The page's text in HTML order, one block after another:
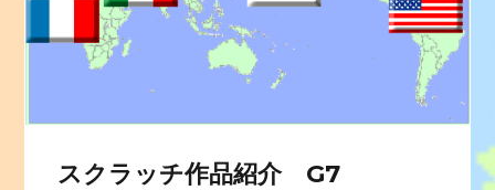
スクラッチ作品紹介 G7